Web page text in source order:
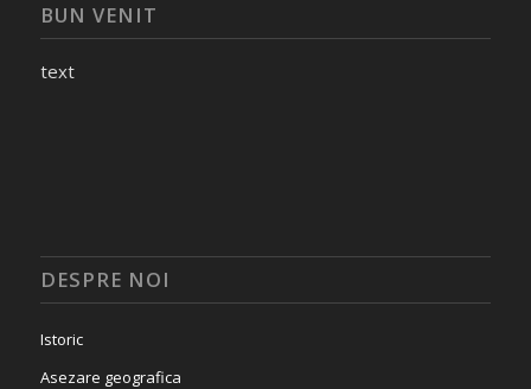
BUN VENIT
text
DESPRE NOI
Istoric
Asezare geografica